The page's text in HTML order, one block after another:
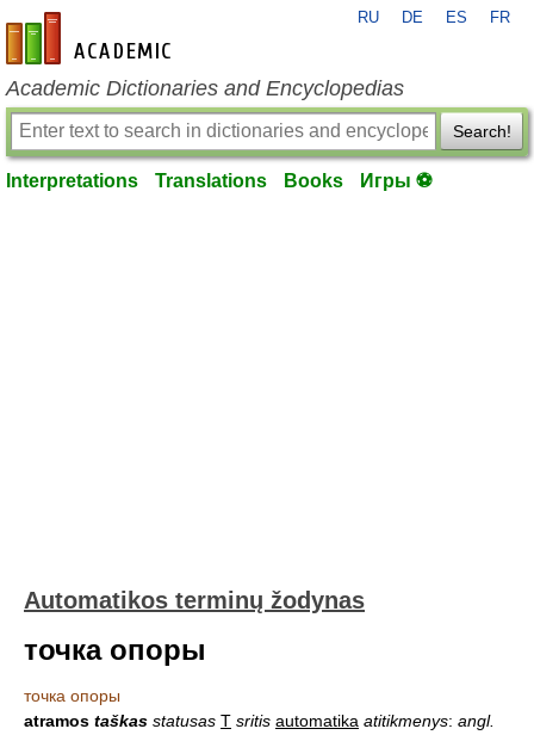
en-academic.com
RU DE ES FR
Academic Dictionaries and Encyclopedias
Search!
Interpretations Translations Books Игры ⚽
Automatikos terminų žodynas
точка опоры
точка опоры
atramos taškas statusas T sritis automatika atitikmenys: angl.